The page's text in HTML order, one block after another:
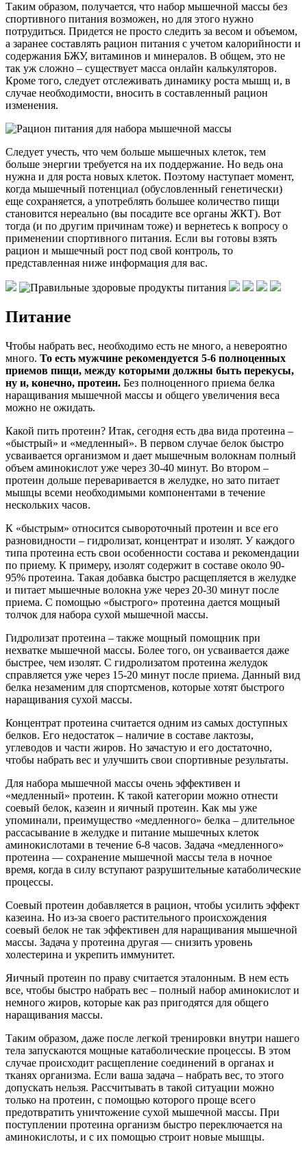
Таким образом, получается, что набор мышечной массы без
спортивного питания возможен, но для этого нужно
потрудиться. Придется не просто следить за весом и объемом,
а заранее составлять рацион питания с учетом калорийности и
содержания БЖУ, витаминов и минералов. В общем, это не
так уж сложно – существует масса онлайн калькуляторов.
Кроме того, следует отслеживать динамику роста мышц и, в
случае необходимости, вносить в составленный рацион
изменения.
Следует учесть, что чем больше мышечных клеток, тем
больше энергии требуется на их поддержание. Но ведь она
нужна и для роста новых клеток. Поэтому наступает момент,
когда мышечный потенциал (обусловленный генетически)
еще сохраняется, а употреблять большее количество пищи
становится нереально (вы посадите все органы ЖКТ). Вот
тогда (и по другим причинам тоже) и вернетесь к вопросу о
применении спортивного питания. Если вы готовы взять
рацион и мышечный рост под свой контроль, то
представленная ниже информация для вас.
Питание
Чтобы набрать вес, необходимо есть не много, а невероятно
много. То есть мужчине рекомендуется 5-6 полноценных
приемов пищи, между которыми должны быть перекусы,
ну и, конечно, протеин. Без полноценного приема белка
наращивания мышечной массы и общего увеличения веса
можно не ожидать.
Какой пить протеин? Итак, сегодня есть два вида протеина –
«быстрый» и «медленный». В первом случае белок быстро
усваивается организмом и дает мышечным волокнам полный
объем аминокислот уже через 30-40 минут. Во втором –
протеин дольше переваривается в желудке, но зато питает
мышцы всеми необходимыми компонентами в течение
нескольких часов.
К «быстрым» относится сывороточный протеин и все его
разновидности – гидролизат, концентрат и изолят. У каждого
типа протеина есть свои особенности состава и рекомендации
по приему. К примеру, изолят содержит в составе около 90-
95% протеина. Такая добавка быстро расщепляется в желудке
и питает мышечные волокна уже через 20-30 минут после
приема. С помощью «быстрого» протеина дается мощный
толчок для набора сухой мышечной массы.
Гидролизат протеина – также мощный помощник при
нехватке мышечной массы. Более того, он усваивается даже
быстрее, чем изолят. С гидролизатом протеина желудок
справляется уже через 15-20 минут после приема. Данный вид
белка незаменим для спортсменов, которые хотят быстрого
наращивания сухой массы.
Концентрат протеина считается одним из самых доступных
белков. Его недостаток – наличие в составе лактозы,
углеводов и части жиров. Но зачастую и его достаточно,
чтобы набрать вес и улучшить свои спортивные результаты.
Для набора мышечной массы очень эффективен и
«медленный» протеин. К такой категории можно отнести
соевый белок, казеин и яичный протеин. Как мы уже
упоминали, преимущество «медленного» белка – длительное
рассасывание в желудке и питание мышечных клеток
аминокислотами в течение 6-8 часов. Задача «медленного»
протеина — сохранение мышечной массы тела в ночное
время, когда в силу вступают разрушительные катаболические
процессы.
Соевый протеин добавляется в рацион, чтобы усилить эффект
казеина. Но из-за своего растительного происхождения
соевый белок не так эффективен для наращивания мышечной
массы. Задача у протеина другая — снизить уровень
холестерина и укрепить иммунитет.
Яичный протеин по праву считается эталонным. В нем есть
все, чтобы быстро набрать вес – полный набор аминокислот и
немного жиров, которые как раз пригодятся для общего
наращивания массы.
Таким образом, даже после легкой тренировки внутри нашего
тела запускаются мощные катаболические процессы. В этом
случае происходит расщепление соединений в органах и
тканях организма. Если ваша задача – набрать вес, то этого
допускать нельзя. Рассчитывать в такой ситуации можно
только на протеин, с помощью которого проще всего
предотвратить уничтожение сухой мышечной массы. При
поступлении протеина организм быстро переключается на
аминокислоты, и с их помощью строит новые мышцы.